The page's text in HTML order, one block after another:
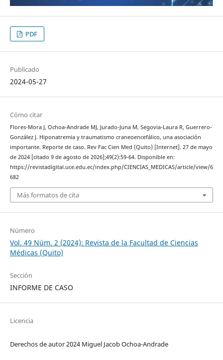
PDF
Publicado
2024-05-27
Cómo citar
Flores-Mora J, Ochoa-Andrade MJ, Jurado-Juna M, Segovia-Laura R, Guerrero-
González J. Hiponatremia y traumatismo craneoencefálico, una asociación
importante. Reporte de caso. Rev Fac Cien Med (Quito) [Internet]. 27 de mayo
de 2024 [citado 9 de agosto de 2026];49(2):59-64. Disponible en:
https://revistadigital.uce.edu.ec/index.php/CIENCIAS_MEDICAS/article/view/6
682
Más formatos de cita
Número
Vol. 49 Núm. 2 (2024): Revista de la Facultad de Ciencias
Médicas (Quito)
Sección
INFORME DE CASO
Licencia
Derechos de autor 2024 Miguel Jacob Ochoa-Andrade